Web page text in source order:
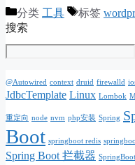
分类 工具 标签
搜索
@Autowired context druid firewalld
JdbcTemplate Linux Lombok
重定向 node nvm php安装 Spring
Boot springboot redis
Spring Boot 拦截器